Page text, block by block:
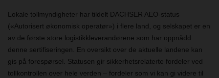
Lokale tollmyndigheter har tildelt DACHSER AEO-status
(«Autorisert økonomisk operatør») i flere land, og selskapet er en
av de første store logistikkleverandørene som har oppnådd
denne sertifiseringen. En oversikt over de aktuelle landene kan
gis på forespørsel. Statusen gir sikkerhetsrelaterte fordeler ved
tollkontrollen over hele verden – fordeler som vi kan gi videre til